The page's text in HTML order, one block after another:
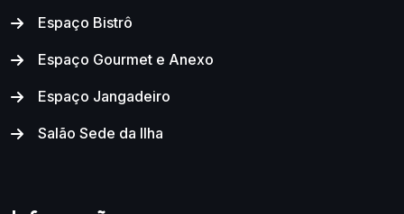
Espaço Bistrô
Espaço Gourmet e Anexo
Espaço Jangadeiro
Salão Sede da Ilha